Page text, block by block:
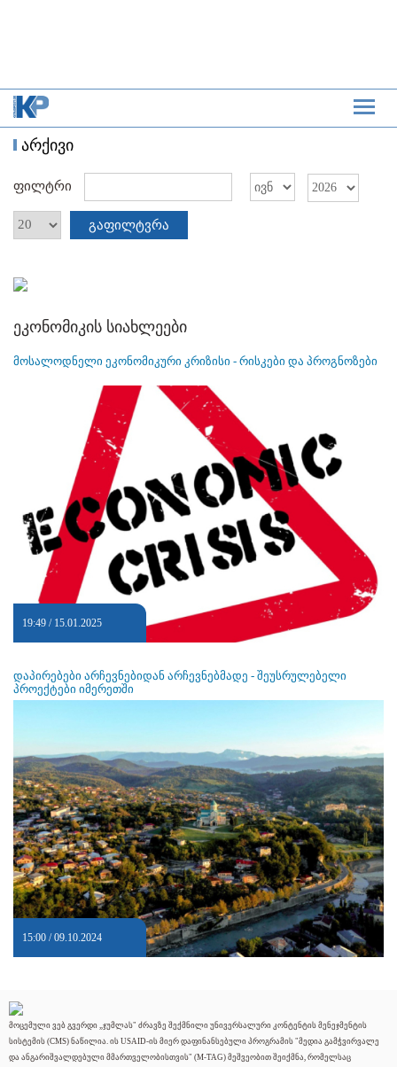
არქივი
ფილტრი
გაფილტვრა
ეკონომიკის სიახლეები
მოსალოდნელი ეკონომიკური კრიზისი - რისკები და პროგნოზები
19:49 / 15.01.2025
დაპირებები არჩევნებიდან არჩევნებმადე - შეუსრულებელი
პროექტები იმერეთში
15:00 / 09.10.2024
მოცემული ვებ გვერდი „ჯუმლას" ძრავზე შექმნილი უნივერსალური კონტენტის მენეჯმენტის
სისტემის (CMS) ნაწილია. ის USAID-ის მიერ დაფინანსებული პროგრამის "მედია გამჭვირვალე
და ანგარიშვალდებული მმართველობისთვის" (M-TAG) მეშვეობით შეიქმნა, რომელსაც